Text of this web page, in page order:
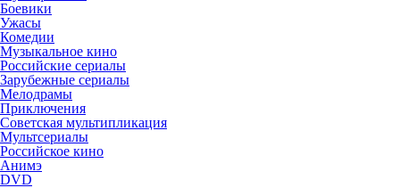
Боевики
Ужасы
Комедии
Музыкальное кино
Российские сериалы
Зарубежные сериалы
Мелодрамы
Приключения
Советская мультипликация
Мультсериалы
Российское кино
Анимэ
DVD